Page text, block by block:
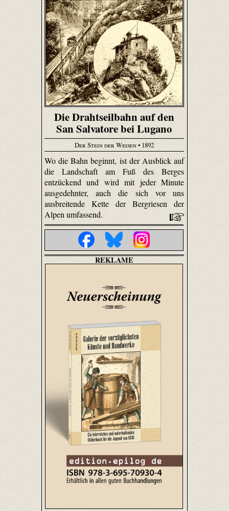
Die Drahtseilbahn auf den
San Salvatore bei Lugano
Der Stein der Weisen• 1892
Wo die Bahn beginnt, ist der Ausblick auf
die Landschaft am Fuß des Berges
entzückend und wird mit jeder Minute
ausgedehnter, auch die sich vor uns
ausbreitende Kette der Bergriesen der
Alpen umfassend.
REKLAME